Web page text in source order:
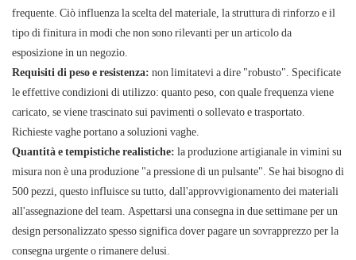
frequente. Ciò influenza la scelta del materiale, la struttura di rinforzo e il
tipo di finitura in modi che non sono rilevanti per un articolo da
esposizione in un negozio.
Requisiti di peso e resistenza: non limitatevi a dire "robusto". Specificate
le effettive condizioni di utilizzo: quanto peso, con quale frequenza viene
caricato, se viene trascinato sui pavimenti o sollevato e trasportato.
Richieste vaghe portano a soluzioni vaghe.
Quantità e tempistiche realistiche: la produzione artigianale in vimini su
misura non è una produzione "a pressione di un pulsante". Se hai bisogno di
500 pezzi, questo influisce su tutto, dall'approvvigionamento dei materiali
all'assegnazione del team. Aspettarsi una consegna in due settimane per un
design personalizzato spesso significa dover pagare un sovrapprezzo per la
consegna urgente o rimanere delusi.